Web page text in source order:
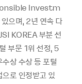
Investm
으며, 2년 연속 다
KOREA 부분 선
부문 1위 선정, 5
상 수상 등 포털
로 인정받고 있